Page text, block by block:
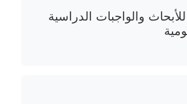
للأبحاث والواجبات الدراسية